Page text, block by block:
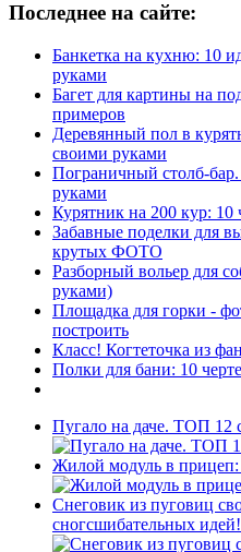
Последнее на сайте:
Банкетка на кухню: 10
руками
Багет для картины на
примеров
Деревянный пол в
своими руками
Пограничный столб-
руками
Курятник на 200 кур: 10
Забавные поделки для
крутых ФОТО
Разборный вольер для
руками)
Площадка для горки -
построить
Класс! Когтеточка из
Полки для бани: 10
Пугало на даче. ТОП 12
Жилой модуль в
Снеговик из пуговиц
сногсшибательных